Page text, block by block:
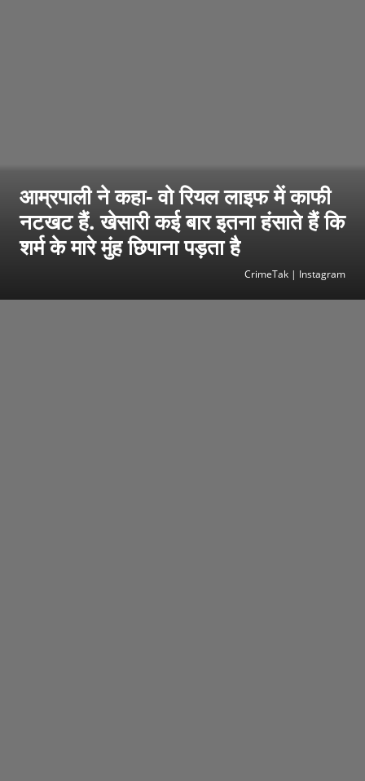
आम्रपाली ने कहा- वो रियल लाइफ में काफी
नटखट हैं. खेसारी कई बार इतना हंसाते हैं कि
शर्म के मारे मुंह छिपाना पड़ता है
CrimeTak | Instagram